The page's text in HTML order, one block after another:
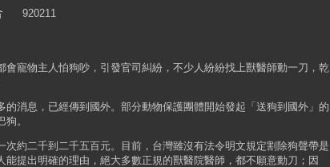
920211
寵物主人怕狗吵，引發官司糾紛，不少人紛紛找上獸醫師動一刀，乾
消息，已經傳到國外。部分動物保護團體開始發起「送狗到國外」的
。
約二千到二千五百元。目前，台灣雖沒有法令明文規定割除狗聲帶是
能提出明確的理由，絕大多數正規的獸醫院醫師，都不願意動刀；因